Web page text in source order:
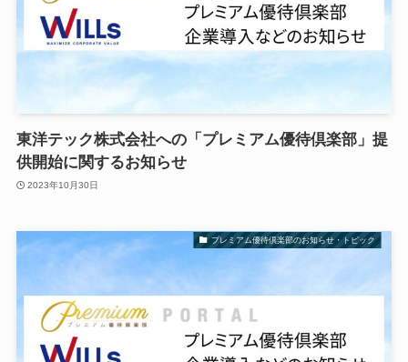
東洋テック株式会社への「プレミアム優待倶楽部」提
供開始に関するお知らせ
2023年10月30日
プレミアム優待倶楽部のお知らせ・トピック